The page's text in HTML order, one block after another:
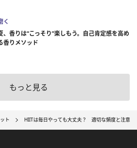
く
、香りは“こっそり”楽しもう。自己肯定感を高め
香りメソッド
もっと見る
ト HIITは毎日やっても大丈夫？ 適切な頻度と注意点